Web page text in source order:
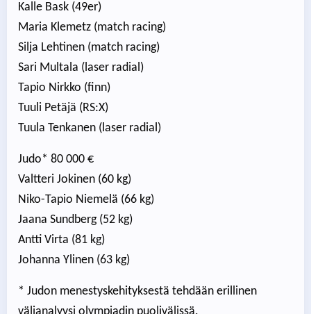
Kalle Bask (49er)
Maria Klemetz (match racing)
Silja Lehtinen (match racing)
Sari Multala (laser radial)
Tapio Nirkko (finn)
Tuuli Petäjä (RS:X)
Tuula Tenkanen (laser radial)
Judo* 80 000 €
Valtteri Jokinen (60 kg)
Niko-Tapio Niemelä (66 kg)
Jaana Sundberg (52 kg)
Antti Virta (81 kg)
Johanna Ylinen (63 kg)
* Judon menestyskehityksestä tehdään erillinen